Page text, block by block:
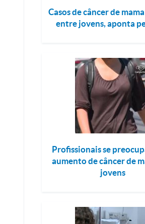
Casos de câncer de
entre jovens, aponta
Profissionais se
aumento de câncer de
jovens